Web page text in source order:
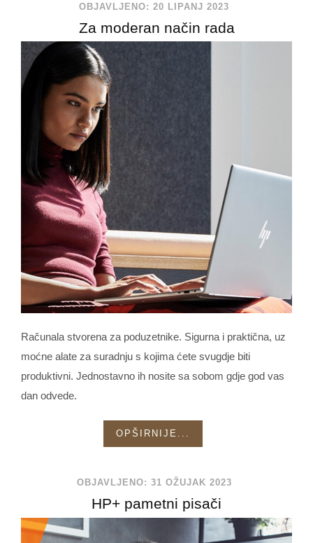
OBJAVLJENO: 20 LIPANJ 2023
Za moderan način rada
Računala stvorena za poduzetnike. Sigurna i praktična, uz
moćne alate za suradnju s kojima ćete svugdje biti
produktivni. Jednostavno ih nosite sa sobom gdje god vas
dan odvede.
OPŠIRNIJE...
OBJAVLJENO: 31 OŽUJAK 2023
HP+ pametni pisači